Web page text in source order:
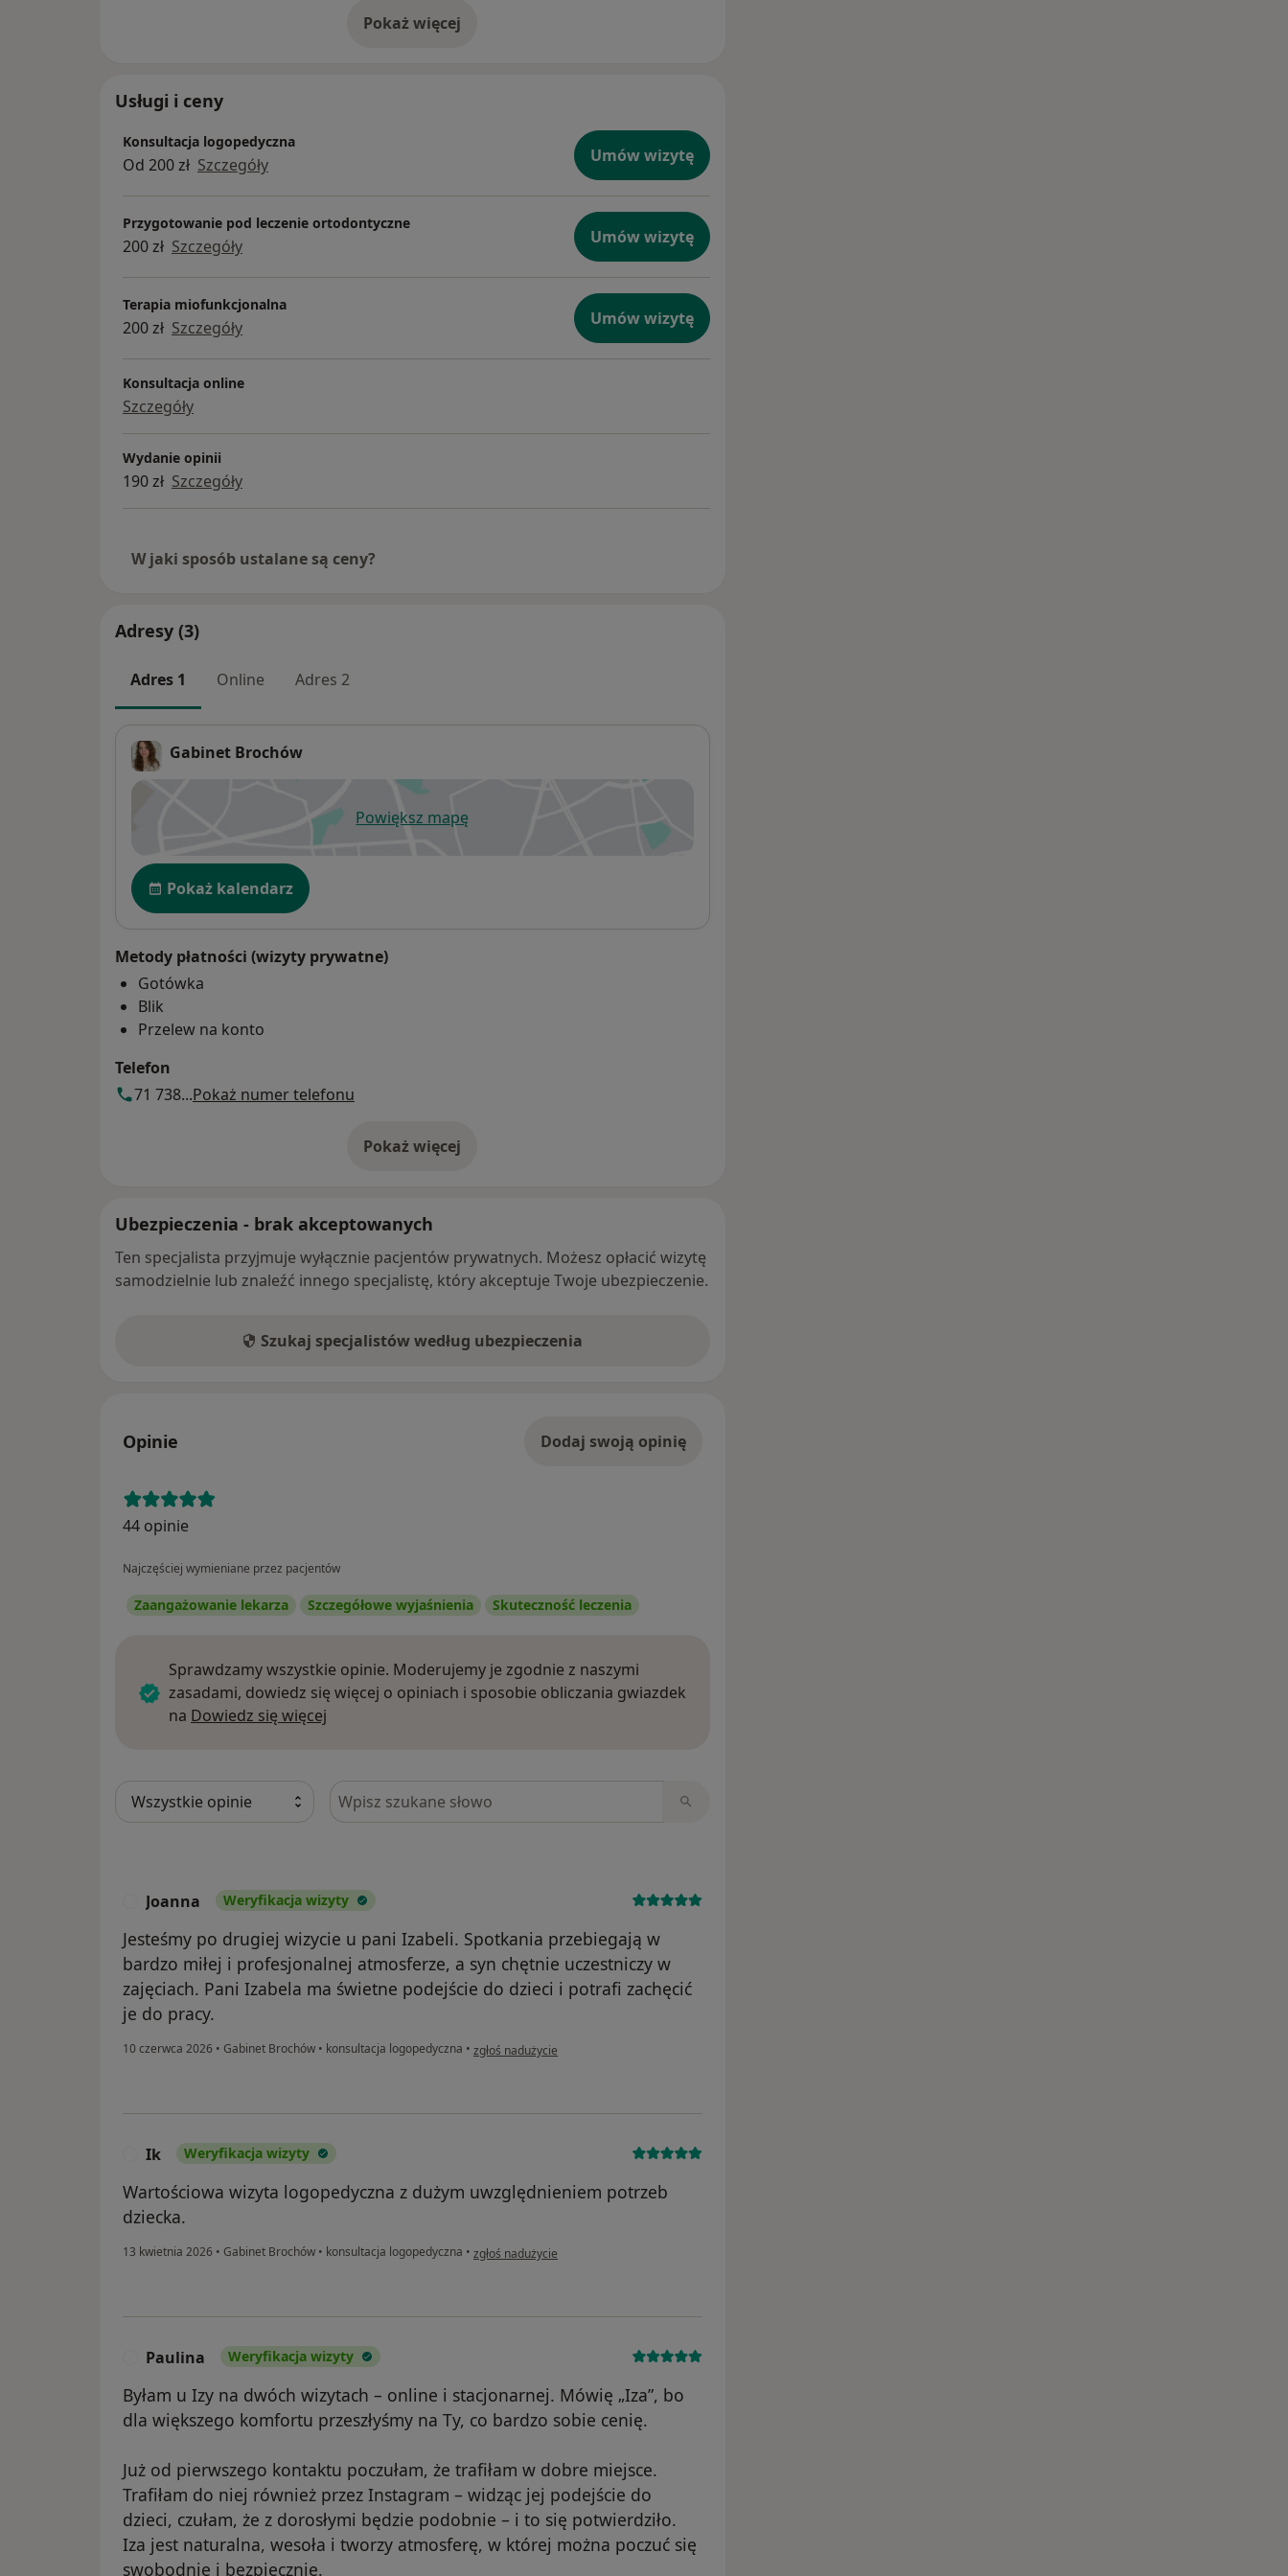
Pokaż więcejo doświadczeniu
Usługi i ceny
Konsultacja logopedyczna
Od 200 zł Szczegóły Umów wizytę
Przygotowanie pod leczenie ortodontyczne
200 zł Szczegóły Umów wizytę
Terapia miofunkcjonalna
200 zł Szczegóły Umów wizytę
Konsultacja online
Szczegóły
Wydanie opinii
190 zł Szczegóły
W jaki sposób ustalane są ceny?
Adresy (3)
Adres 1 Online Adres 2
Gabinet Brochów
Powiększ mapęotwiera się w nowej karcie
Dostępność
Pokaż kalendarz
Metody płatności (wizyty prywatne)
Gotówka
Blik
Przelew na konto
Telefon
71 738...Pokaż numer telefonu
Pokaż więcej
o adresie
Ubezpieczenia - brak akceptowanych
Ten specjalista przyjmuje wyłącznie pacjentów prywatnych. Możesz opłacić wizytę
samodzielnie lub znaleźć innego specjalistę, który akceptuje Twoje ubezpieczenie.
Szukaj specjalistów według ubezpieczenia
Opinie Dodaj swoją opinię
44 opinie
Najczęściej wymieniane przez pacjentów
Zaangażowanie lekarza Szczegółowe wyjaśnienia Skuteczność leczenia
Sprawdzamy wszystkie opinie. Moderujemy je zgodnie z naszymi
zasadami, dowiedz się więcej o opiniach i sposobie obliczania gwiazdek
na Dowiedz się więcej
Szukaj w opiniach
Joanna Weryfikacja wizyty
Jesteśmy po drugiej wizycie u pani Izabeli. Spotkania przebiegają w
bardzo miłej i profesjonalnej atmosferze, a syn chętnie uczestniczy w
zajęciach. Pani Izabela ma świetne podejście do dzieci i potrafi zachęcić
je do pracy.
10 czerwca 2026 • Gabinet Brochów • konsultacja logopedyczna • w opinii użytkownika Joanna
zgłoś nadużycie
Ik Weryfikacja wizyty
Wartościowa wizyta logopedyczna z dużym uwzględnieniem potrzeb
dziecka.
13 kwietnia 2026 • Gabinet Brochów • konsultacja logopedyczna • w opinii użytkownika Ik
zgłoś nadużycie
Paulina Weryfikacja wizyty
Byłam u Izy na dwóch wizytach – online i stacjonarnej. Mówię „Iza”, bo
dla większego komfortu przeszłyśmy na Ty, co bardzo sobie cenię.
Już od pierwszego kontaktu poczułam, że trafiłam w dobre miejsce.
Trafiłam do niej również przez Instagram – widząc jej podejście do
dzieci, czułam, że z dorosłymi będzie podobnie – i to się potwierdziło.
Iza jest naturalna, wesoła i tworzy atmosferę, w której można poczuć się
swobodnie i bezpiecznie.